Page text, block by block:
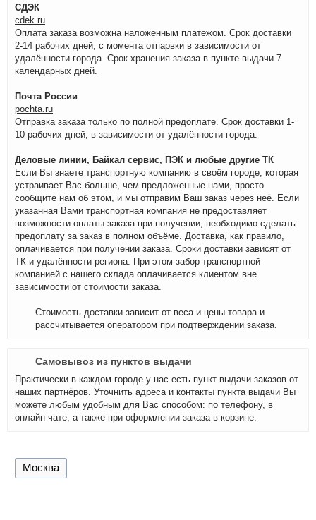
СДЭК
cdek.ru
Оплата заказа возможна наложенным платежом. Срок доставки
2-14 рабочих дней, с момента отпарвки в зависимости от
удалённости города. Срок хранения заказа в пункте выдачи 7
календарных дней.
Почта России
pochta.ru
Отправка заказа только по полной предоплате. Срок доставки 1-
10 рабочих дней, в зависимости от удалённости города.
Деловые линии, Байкал сервис, ПЭК и любые другие ТК
Если Вы знаете транспортную компанию в своём городе, которая
устраивает Вас больше, чем предложенные нами, просто
сообщите нам об этом, и мы отправим Ваш заказ через неё. Если
указанная Вами транспортная компания не предоставляет
возможности оплаты заказа при получении, необходимо сделать
предоплату за заказ в полном объёме. Доставка, как правило,
оплачивается при получении заказа. Сроки доставки зависят от
ТК и удалённости региона. При этом забор транспортной
компанией с нашего склада оплачивается клиентом вне
зависимости от стоимости заказа.
Стоимость доставки зависит от веса и цены товара и
рассчитывается оператором при подтверждении заказа.
Самовывоз из пунктов выдачи
Практически в каждом городе у нас есть пункт выдачи заказов от
наших партнёров. Уточнить адреса и контакты пункта выдачи Вы
можете любым удобным для Вас способом: по телефону, в
онлайн чате, а также при оформлении заказа в корзине.
Москва